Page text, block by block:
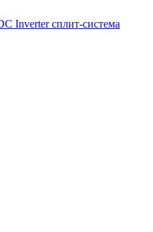
Inverter сплит-система